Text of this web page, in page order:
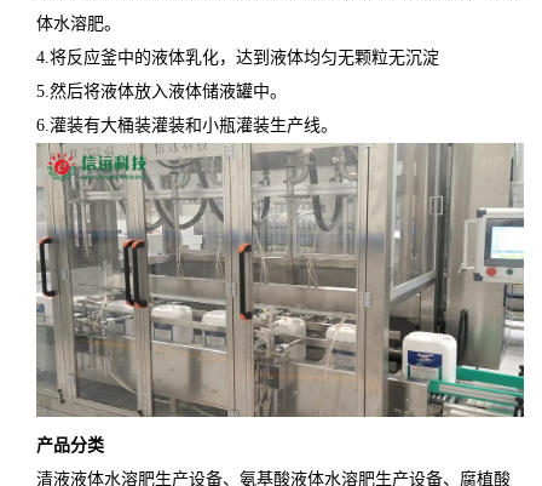
体水溶肥。
4.将反应釜中的液体乳化，达到液体均匀无颗粒无沉淀
5.然后将液体放入液体储液罐中。
6.灌装有大桶装灌装和小瓶灌装生产线。
产品分类
清液液体水溶肥生产设备、氨基酸液体水溶肥生产设备、腐植酸